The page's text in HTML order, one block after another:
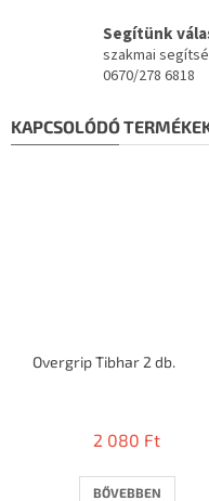
Segítünk
szakmai
0670/278 6818
KAPCSOLÓDÓ
Overgrip Tibhar 2 db.
2 080 Ft
BŐVEBBEN